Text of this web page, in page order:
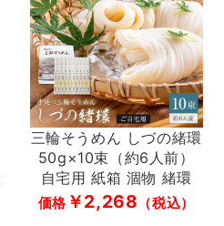
三輪そうめん しづの緒環
50g×10束（約6人前）
自宅用 紙箱 涸物 緒環
価格 ￥2,268 （税込）